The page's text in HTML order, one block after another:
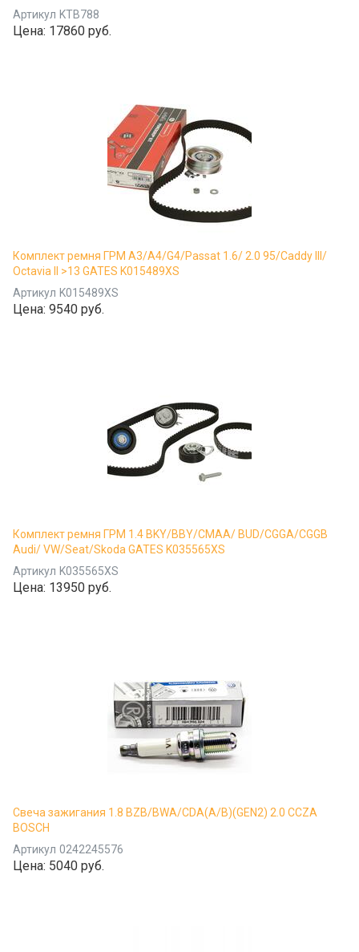
Артикул KTB788
Цена: 17860 руб.
Комплект ремня ГРМ A3/A4/G4/Passat 1.6/ 2.0 95/Caddy III/
Octavia II >13 GATES K015489XS
Артикул K015489XS
Цена: 9540 руб.
Комплект ремня ГРМ 1.4 BKY/BBY/CMAA/ BUD/CGGA/CGGB
Audi/ VW/Seat/Skoda GATES K035565XS
Артикул K035565XS
Цена: 13950 руб.
Свеча зажигания 1.8 BZB/BWA/CDA(A/B)(GEN2) 2.0 CCZA
BOSCH
Артикул 0242245576
Цена: 5040 руб.